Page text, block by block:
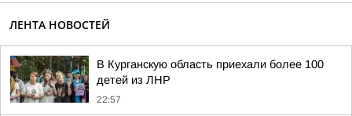
ЛЕНТА НОВОСТЕЙ
В Курганскую область приехали более 100
детей из ЛНР
22:57